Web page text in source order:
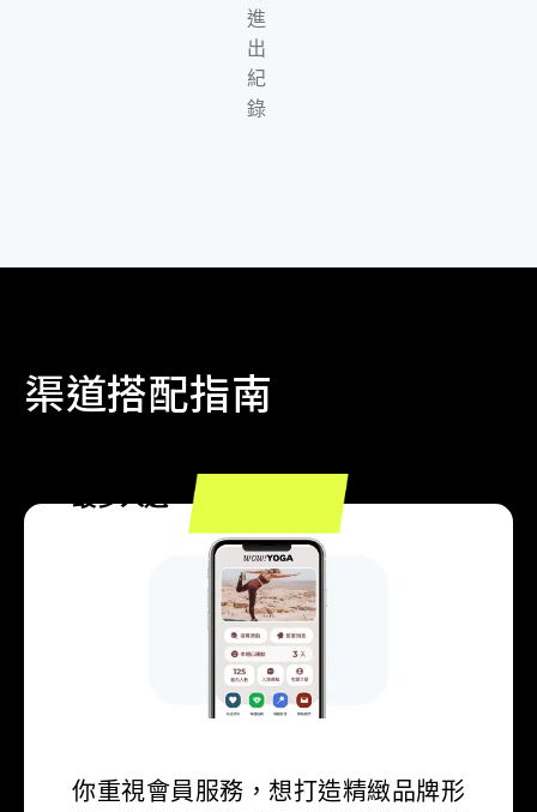
進
出
紀
錄
渠道搭配指南
最多人選
你重視會員服務，想打造精緻品牌形